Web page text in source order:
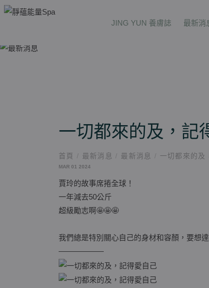
JING YUN 養膚誌 最新消
一切都來的及，記
首頁 / 最新消息 / 最新消息 / 一切都來的及
MAR 01 2024
賈玲的故事席捲全球！
一年減去50公斤
超級勵志啊🤩🤩🤩
我們總是特別關心自己的身材和容顏，要想
——————